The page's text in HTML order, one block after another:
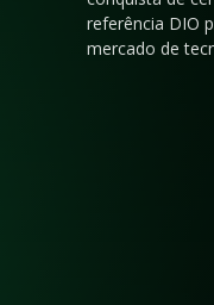
referência DIO
mercado de